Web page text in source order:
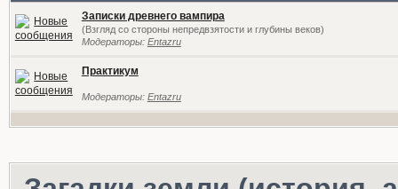
Записки древнего вампира
(Взгляд со стороны непредвзятости и глубины веков)
Модераторы: Entazru
Практикум
Модераторы: Entazru